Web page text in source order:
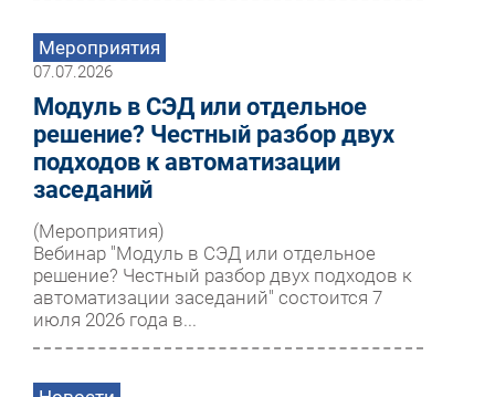
Мероприятия
07.07.2026
Модуль в СЭД или отдельное
решение? Честный разбор двух
подходов к автоматизации
заседаний
(Мероприятия)
Вебинар "Модуль в СЭД или отдельное
решение? Честный разбор двух подходов к
автоматизации заседаний" состоится 7
июля 2026 года в...